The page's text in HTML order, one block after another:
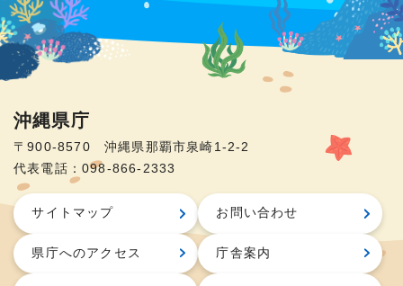
沖縄県庁
〒900-8570 沖縄県那覇市泉崎1-2-2
代表電話：098-866-2333
サイトマップ お問い合わせ
県庁へのアクセス 庁舎案内